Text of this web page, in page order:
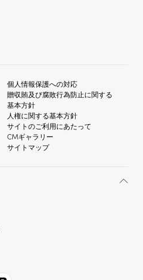
個人情報保護への対応
贈収賄及び腐敗行為防止に関する
基本方針
人権に関する基本方針
サイトのご利用にあたって
CMギャラリー
サイトマップ